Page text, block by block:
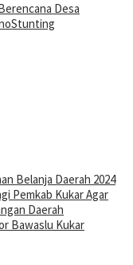
Desa
Stunting
Belanja Daerah 2024
Pemkab Kukar Agar
Daerah
Bawaslu Kukar